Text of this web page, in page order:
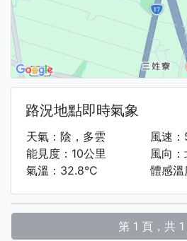
路況地點即時氣象
天氣：陰，多雲
能見度：10公里
氣溫：32.8°C
風速
風向
體感溫
第 1 頁，共 1